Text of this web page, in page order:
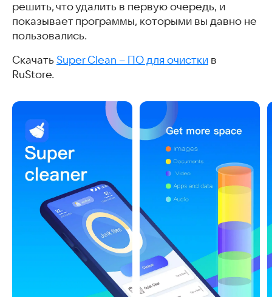
решить, что удалить в первую очередь, и
показывает программы, которыми вы давно не
пользовались.
Скачать Super Clean – ПО для очистки в
RuStore.